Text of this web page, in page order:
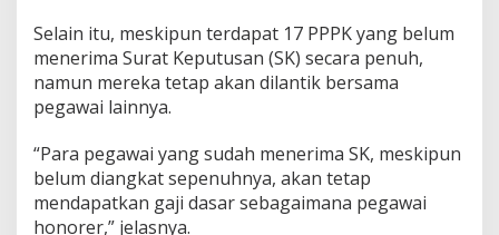
Selain itu, meskipun terdapat 17 PPPK yang belum
menerima Surat Keputusan (SK) secara penuh,
namun mereka tetap akan dilantik bersama
pegawai lainnya.
“Para pegawai yang sudah menerima SK, meskipun
belum diangkat sepenuhnya, akan tetap
mendapatkan gaji dasar sebagaimana pegawai
honorer,” jelasnya.